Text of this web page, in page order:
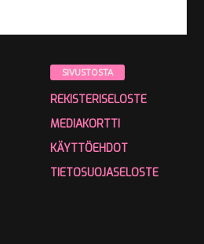
SIVUSTOSTA
REKISTERISELOSTE
MEDIAKORTTI
KÄYTTÖEHDOT
TIETOSUOJASELOSTE